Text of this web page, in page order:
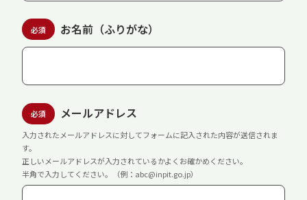
必須 お名前（ふりがな）
必須 メールアドレス
入力されたメールアドレスに対してフォームに記入された内容が送信されま
す。
正しいメールアドレスが入力されているかよくお確かめください。
半角で入力してください。（例：abc@inpit.go.jp）